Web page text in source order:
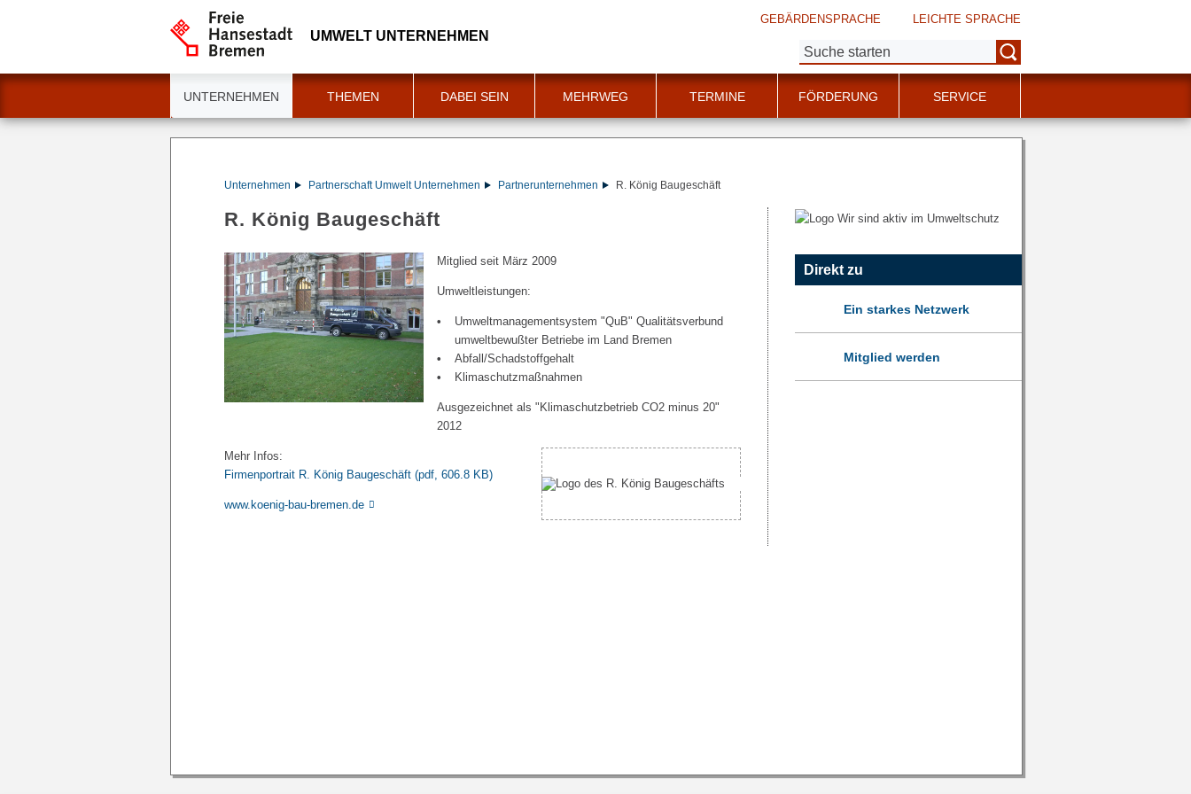
UMWELT UNTERNEHMEN
GEBÄRDENSPRACHE LEICHTE SPRACHE
Suche:
UNTERNEHMEN THEMEN DABEI SEIN MEHRWEG TERMINE FÖRDERUNG SERVICE
Unternehmen Partnerschaft Umwelt Unternehmen Partnerunternehmen R. König Baugeschäft
R. König Baugeschäft
Mitglied seit März 2009
Umweltleistungen:
Umweltmanagementsystem "QuB" Qualitätsverbund
umweltbewußter Betriebe im Land Bremen
Abfall/Schadstoffgehalt
Klimaschutzmaßnahmen
Ausgezeichnet als "Klimaschutzbetrieb CO2 minus 20"
2012
Mehr Infos:
Firmenportrait R. König Baugeschäft (pdf, 606.8 KB)
www.koenig-bau-bremen.de
Direkt zu
Ein starkes Netzwerk
Mitglied werden